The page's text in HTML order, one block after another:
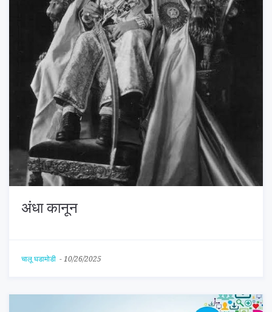
अंधा कानून
चालू घडामोडी - 10/26/2025